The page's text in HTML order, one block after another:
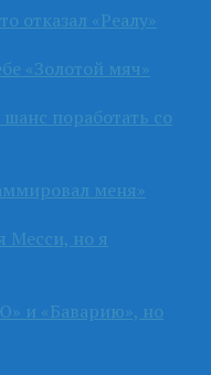
отказал «Реалу»
«Золотой мяч»
поработать со
меня»
Месси, но я
и «Баварию», но